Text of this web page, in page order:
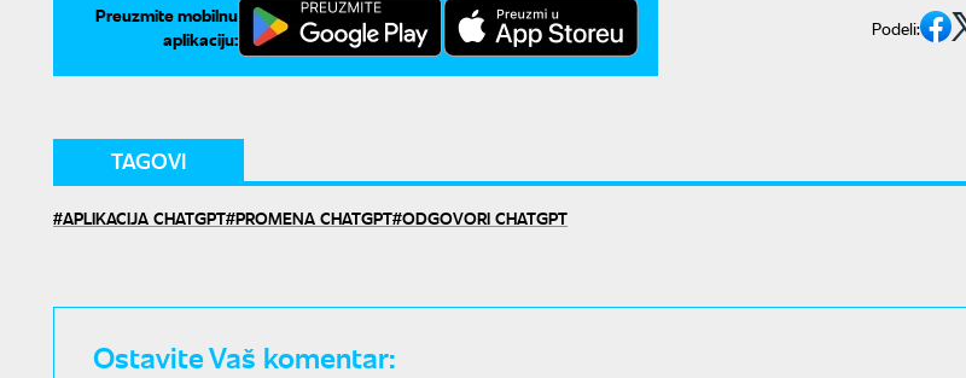
Preuzmite mobilnu
aplikaciju:
Podeli:
TAGOVI
APLIKACIJA CHATGPT PROMENA CHATGPT ODGOVORI CHATGPT
Ostavite Vaš komentar: